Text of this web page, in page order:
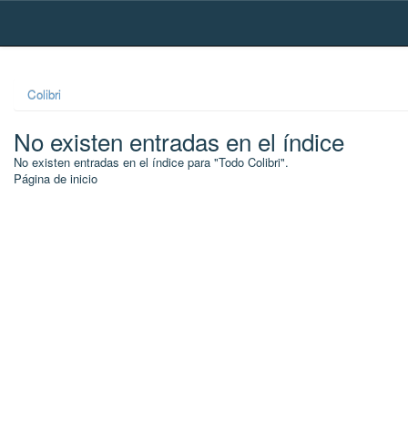
Skip
Colibri
No existen entradas en el índice
No existen entradas en el índice para "Todo Colibri".
Página de inicio